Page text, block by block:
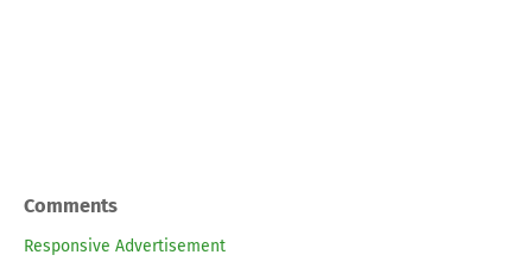
Comments
Responsive Advertisement